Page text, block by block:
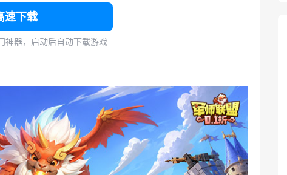
速下载
神器，启动后自动下载游戏